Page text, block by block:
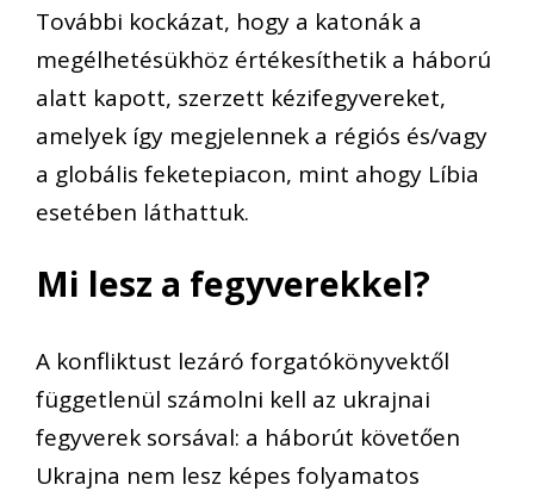
További kockázat, hogy a katonák a
megélhetésükhöz értékesíthetik a háború
alatt kapott, szerzett kézifegyvereket,
amelyek így megjelennek a régiós és/vagy
a globális feketepiacon, mint ahogy Líbia
esetében láthattuk.
Mi lesz a fegyverekkel?
A konfliktust lezáró forgatókönyvektől
függetlenül számolni kell az ukrajnai
fegyverek sorsával: a háborút követően
Ukrajna nem lesz képes folyamatos